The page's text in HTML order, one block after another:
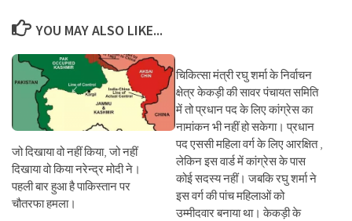
YOU MAY ALSO LIKE...
जो दिखाया वो नहीं किया, जो नहीं
दिखाया वो किया नरेन्द्र मोदी ने।
पहली बार हुआ है पाकिस्तान पर
चौतरफा हमला।
चिकित्सा मंत्री रघु शर्मा के निर्वाचन
क्षेत्र केकड़ी की सावर पंचायत समिति
में तो प्रधान पद के लिए कांग्रेस का
नामांकन भी नहीं हो सकेगा। प्रधान
पद एससी महिला वर्ग के लिए आरक्षित ,
लेकिन इस वार्ड में कांग्रेस के पास
कोई सदस्य नहीं। जबकि रघु शर्मा ने
इस वर्ग की पांच महिलाओं को
उम्मीदवार बनाया था। केकड़ी के